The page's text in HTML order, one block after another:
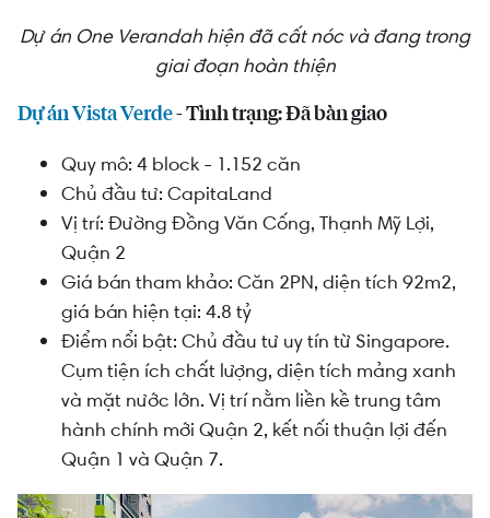
Dự án One Verandah hiện đã cất nóc và đang trong
giai đoạn hoàn thiện
Dự án Vista Verde- Tình trạng: Đã bàn giao
Quy mô: 4 block - 1.152 căn
Chủ đầu tư: CapitaLand
Vị trí: Đường Đồng Văn Cống, Thạnh Mỹ Lợi,
Quận 2
Giá bán tham khảo: Căn 2PN, diện tích 92m2,
giá bán hiện tại: 4.8 tỷ
Điểm nổi bật: Chủ đầu tư uy tín từ Singapore.
Cụm tiện ích chất lượng, diện tích mảng xanh
và mặt nước lớn. Vị trí nằm liền kề trung tâm
hành chính mới Quận 2, kết nối thuận lợi đến
Quận 1 và Quận 7.